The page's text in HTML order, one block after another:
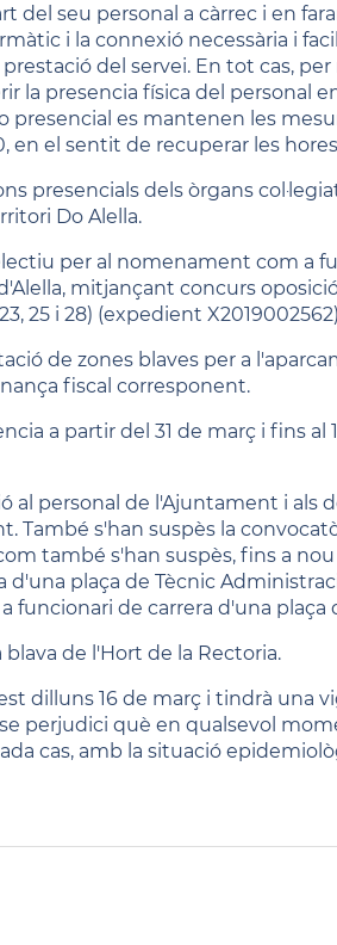
del seu personal a càrrec i en
i la connexió necessària i
del servei. En tot cas,
la presencia física del personal
presencial es mantenen les
en el sentit de recuperar les
presencials dels òrgans
Do Alella.
per al nomenament com a
mitjançant concurs
25 i 28) (expedient
de zones blaves per a
fiscal corresponent.
a partir del 31 de març i fins al
al personal de l'Ajuntament i als
També s'han suspès la
també s'han suspès, fins a
plaça de Tècnic
funcionari de carrera d'una plaça
de l'Hort de la Rectoria.
dilluns 16 de març i tindrà una
perjudici què en qualsevol
cas, amb la situació